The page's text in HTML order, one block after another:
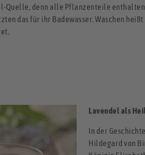
Quelle, denn alle Pflanzenteile enthalten
das für ihr Badewasser. Waschen
Lavendel als
In der
Hildegard von